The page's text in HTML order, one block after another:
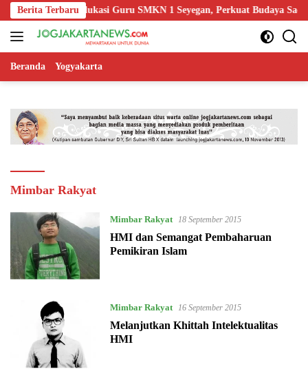
Langsung
ke
konten
Berita Terbaru
Yogyakarta Edukasi Guru SMKN 1 Seyegan, Perkuat Budaya Sadar
Beranda Yogyakarta
Mimbar Rakyat
Mimbar Rakyat 18 September 2015
HMI dan Semangat Pembaharuan
Pemikiran Islam
Mimbar Rakyat 16 September 2015
Melanjutkan Khittah Intelektualitas
HMI